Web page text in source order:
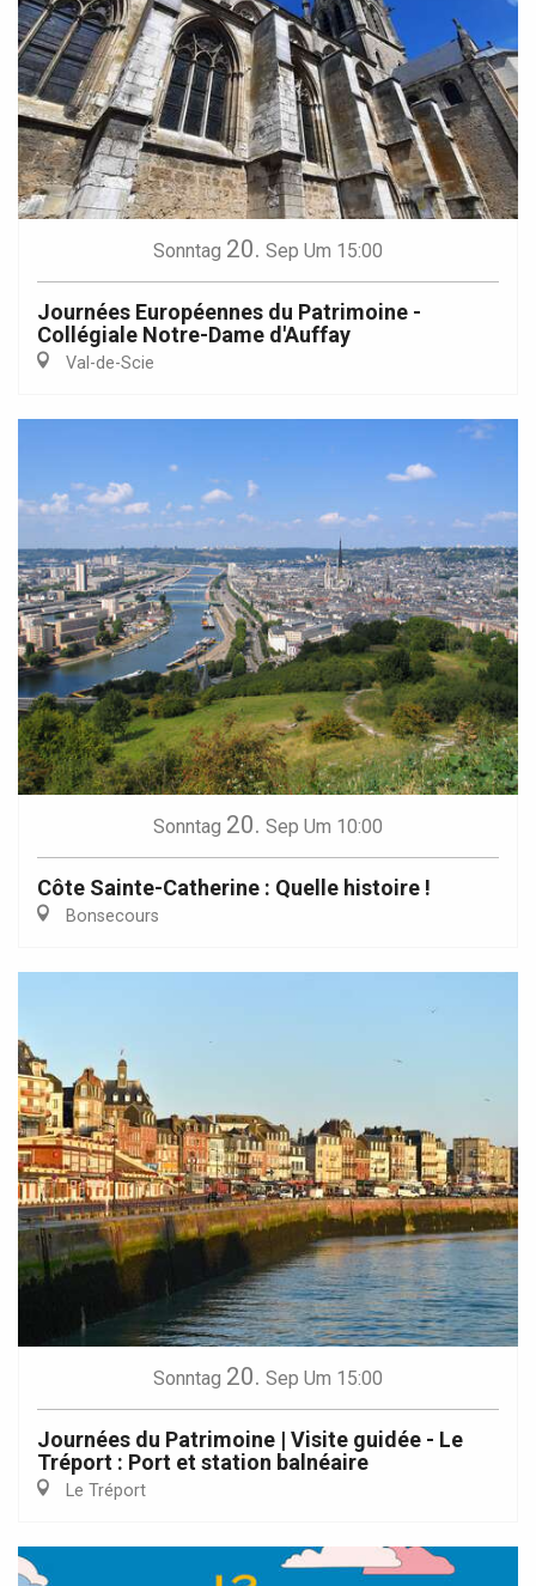
Sonntag 20. Sep Um 15:00
Journées Européennes du Patrimoine -
Collégiale Notre-Dame d'Auffay
Val-de-Scie
Sonntag 20. Sep Um 10:00
Côte Sainte-Catherine : Quelle histoire !
Bonsecours
Sonntag 20. Sep Um 15:00
Journées du Patrimoine | Visite guidée - Le
Tréport : Port et station balnéaire
Le Tréport